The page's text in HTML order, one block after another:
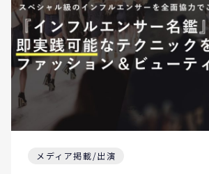
メディア掲載/出演